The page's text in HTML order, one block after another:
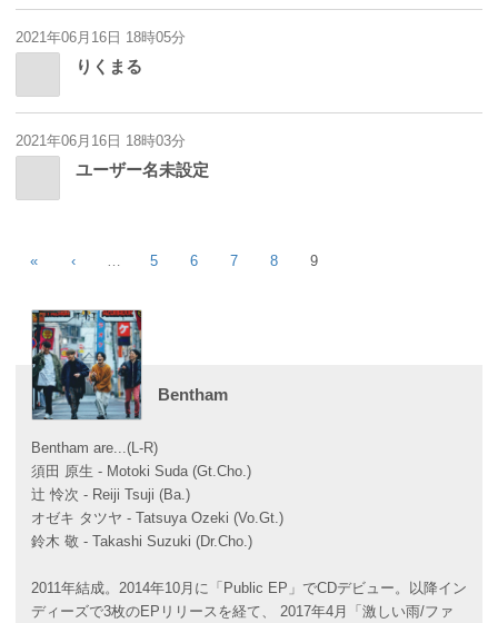
2021年06月16日 18時05分
りくまる
2021年06月16日 18時03分
ユーザー名未設定
« ‹ … 5 6 7 8 9
Bentham
Bentham are...(L-R)
須田 原生 - Motoki Suda (Gt.Cho.)
辻 怜次 - Reiji Tsuji (Ba.)
オゼキ タツヤ - Tatsuya Ozeki (Vo.Gt.)
鈴木 敬 - Takashi Suzuki (Dr.Cho.)
2011年結成。2014年10月に「Public EP」でCDデビュー。以降イン
ディーズで3枚のEPリリースを経て、 2017年4月「激しい雨/ファ